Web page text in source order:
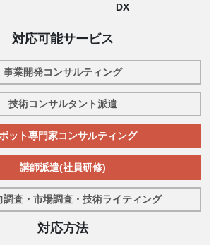
DX
対応可能サービス
事業開発コンサルティング
技術コンサルタント派遣
ット専門家コンサルティング
講師派遣(社員研修)
調査・市場調査・技術ライティング
対応方法